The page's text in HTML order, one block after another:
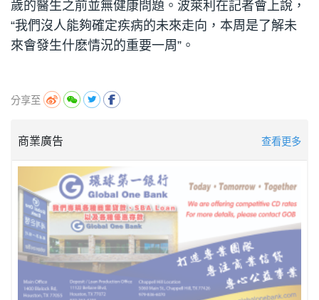
歲的醫生之前並無健康問題。波萊利在記者會上說，
“我們沒人能夠確定疾病的未來走向，本周是了解未
來會發生什麽情況的重要一周”。
分享至
商業廣告 查看更多